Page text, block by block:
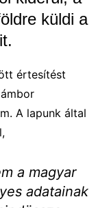
küldi a
értesítést
A lapunk által
a magyar
adatainak